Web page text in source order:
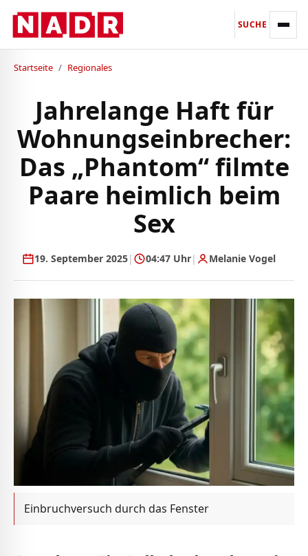
SUCHE
Startseite / Regionales
Jahrelange Haft für
Wohnungseinbrecher:
Das „Phantom“ filmte
Paare heimlich beim
Sex
19. September 2025| 04:47 Uhr| Melanie Vogel
Einbruchversuch durch das Fenster